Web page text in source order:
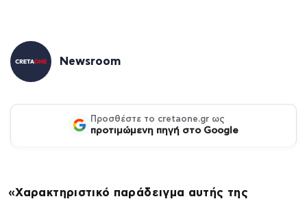
Newsroom
Προσθέστε το cretaone.gr ως
προτιμώμενη πηγή στο Google
«Χαρακτηριστικό παράδειγμα αυτής της